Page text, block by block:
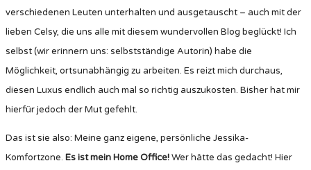
verschiedenen Leuten unterhalten und ausgetauscht – auch mit der
lieben Celsy, die uns alle mit diesem wundervollen Blog beglückt! Ich
selbst (wir erinnern uns: selbstständige Autorin) habe die
Möglichkeit, ortsunabhängig zu arbeiten. Es reizt mich durchaus,
diesen Luxus endlich auch mal so richtig auszukosten. Bisher hat mir
hierfür jedoch der Mut gefehlt.
Das ist sie also: Meine ganz eigene, persönliche Jessika-
Komfortzone. Es ist mein Home Office!Wer hätte das gedacht! Hier